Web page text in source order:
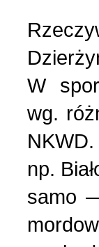
W
wg.
np.
samo